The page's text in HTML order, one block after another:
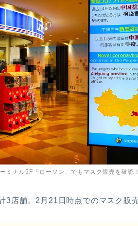
ミナル5F「ローソン」でもマスク販売を確認！
3店舗。2月21日時点でのマスク販